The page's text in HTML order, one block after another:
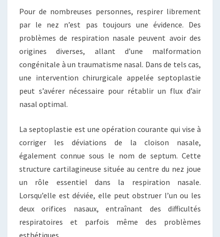
Pour de nombreuses personnes, respirer librement
par le nez n’est pas toujours une évidence. Des
problèmes de respiration nasale peuvent avoir des
origines diverses, allant d’une malformation
congénitale à un traumatisme nasal. Dans de tels cas,
une intervention chirurgicale appelée septoplastie
peut s’avérer nécessaire pour rétablir un flux d’air
nasal optimal.
La septoplastie est une opération courante qui vise à
corriger les déviations de la cloison nasale,
également connue sous le nom de septum. Cette
structure cartilagineuse située au centre du nez joue
un rôle essentiel dans la respiration nasale.
Lorsqu’elle est déviée, elle peut obstruer l’un ou les
deux orifices nasaux, entraînant des difficultés
respiratoires et parfois même des problèmes
esthétiques.